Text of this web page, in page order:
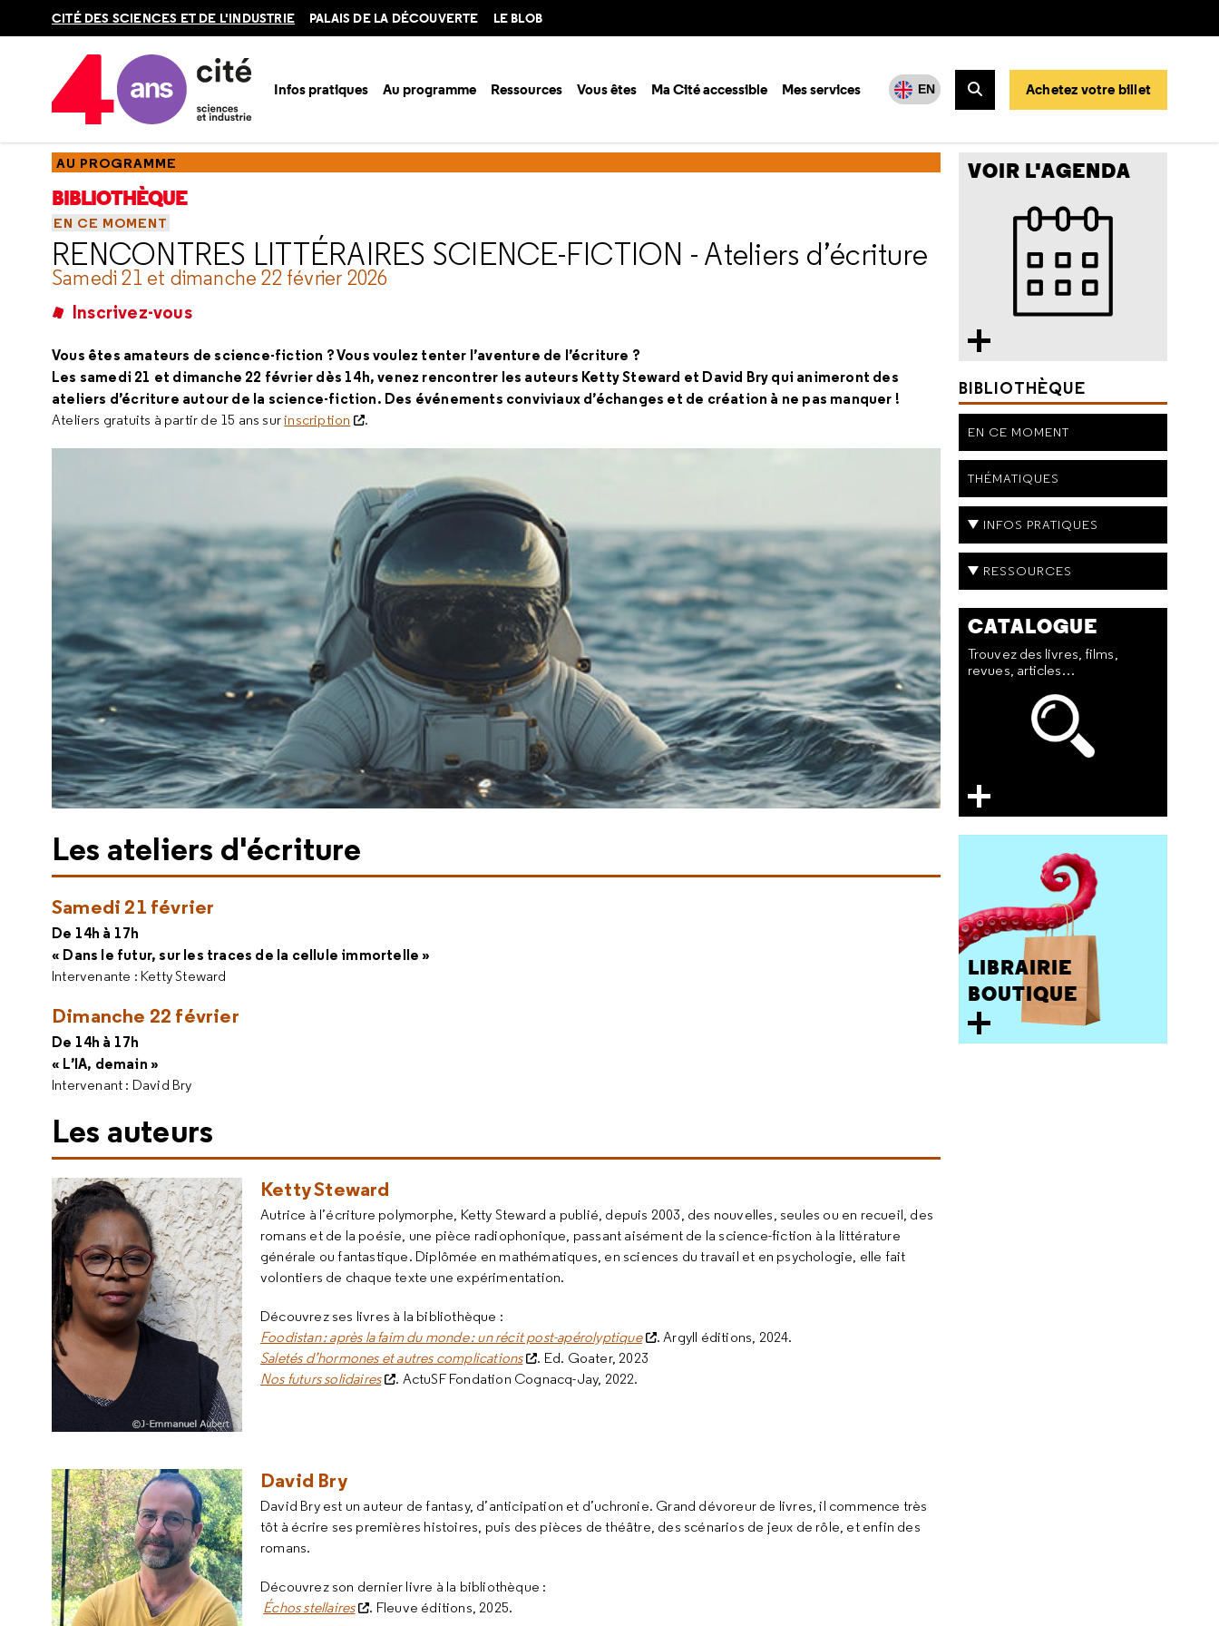
CITÉ DES SCIENCES ET DE L'INDUSTRIE PALAIS DE LA DÉCOUVERTE LE BLOB
Infos pratiques Au programme Ressources Vous êtes Ma Cité accessible Mes services EN
Rechercher
Achetez votre billet
Accueil Au programme
AU PROGRAMME
BIBLIOTHÈQUE
EN CE MOMENT
RENCONTRES LITTÉRAIRES SCIENCE-FICTION - Ateliers d’écriture
Samedi 21 et dimanche 22 février 2026
Inscrivez-vous
Vous êtes amateurs de science-fiction ? Vous voulez tenter l’aventure de l’écriture ?
Les samedi 21 et dimanche 22 février dès 14h, venez rencontrer les auteurs Ketty Steward et David Bry qui animeront des
ateliers d’écriture autour de la science-fiction. Des événements conviviaux d’échanges et de création à ne pas manquer !
Ateliers gratuits à partir de 15 ans surinscription .
Les ateliers d'écriture
Samedi 21 février
De 14h à 17h
« Dans le futur, sur les traces de la cellule immortelle »
Intervenante : Ketty Steward
Dimanche 22 février
De 14h à 17h
« L’IA, demain »
Intervenant : David Bry
Les auteurs
Ketty Steward
Autrice à l’écriture polymorphe, Ketty Steward a publié, depuis 2003, des nouvelles, seules ou en recueil, des
romans et de la poésie, une pièce radiophonique, passant aisément de la science-fiction à la littérature
générale ou fantastique. Diplômée en mathématiques, en sciences du travail et en psychologie, elle fait
volontiers de chaque texte une expérimentation.
Découvrez ses livres à la bibliothèque :
Foodistan : après la faim du monde : un récit post-apérolyptique
. Argyll éditions, 2024.
Saletés d’hormones et autres complications
. Ed. Goater, 2023
Nos futurs solidaires
. ActuSF Fondation Cognacq-Jay, 2022.
David Bry
David Bry est un auteur de fantasy, d’anticipation et d’uchronie. Grand dévoreur de livres, il commence très
tôt à écrire ses premières histoires, puis des pièces de théâtre, des scénarios de jeux de rôle, et enfin des
romans.
Découvrez son dernier livre à la bibliothèque :
Échos stellaires
. Fleuve éditions, 2025.
VOIR L'AGENDA
BIBLIOTHÈQUE
EN CE MOMENT
THÉMATIQUES
INFOS PRATIQUES
RESSOURCES
CATALOGUE
Trouvez des livres, films,
revues, articles…
LIBRAIRIE
BOUTIQUE